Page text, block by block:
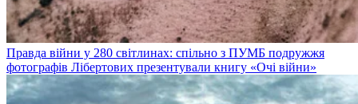
Правда війни у 280 світлинах: спільно з ПУМБ подружжя
фотографів Лібертових презентували книгу «Очі війни»